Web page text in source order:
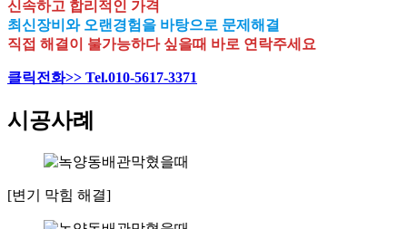
신속하고 합리적인 가격
최신장비와 오랜경험을 바탕으로 문제해결
직접 해결이 불가능하다 싶을때 바로 연락주세요
클릭전화>> Tel.010-5617-3371
시공사례
[변기 막힘 해결]